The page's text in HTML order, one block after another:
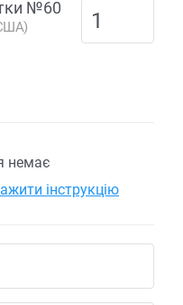
№60
немає
інструкцію